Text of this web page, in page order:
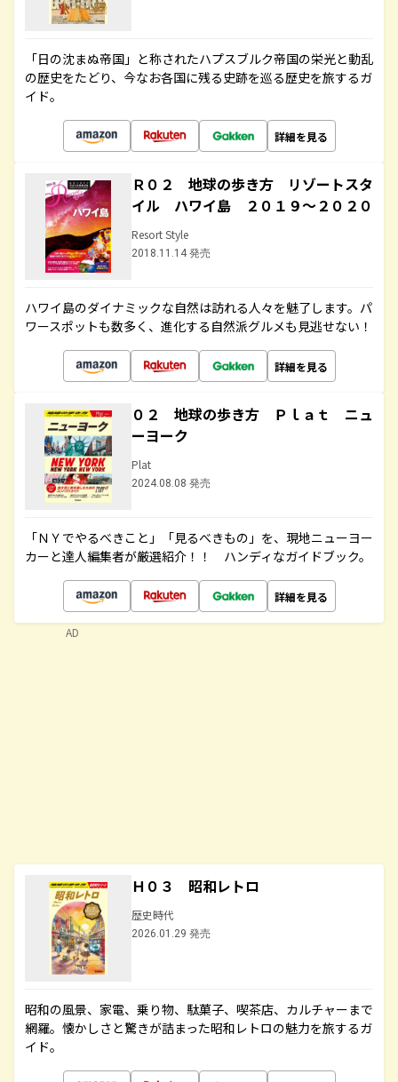
「日の沈まぬ帝国」と称されたハプスブルク帝国の栄光と動乱
の歴史をたどり、今なお各国に残る史跡を巡る歴史を旅するガ
イド。
詳細を見る
Ｒ０２ 地球の歩き方 リゾートスタ
イル ハワイ島 ２０１９～２０２０
Resort Style
2018.11.14 発売
ハワイ島のダイナミックな自然は訪れる人々を魅了します。パ
ワースポットも数多く、進化する自然派グルメも見逃せない！
詳細を見る
０２ 地球の歩き方 Ｐｌａｔ ニュ
ーヨーク
Plat
2024.08.08 発売
「ＮＹでやるべきこと」「見るべきもの」を、現地ニューヨー
カーと達人編集者が厳選紹介！！ ハンディなガイドブック。
詳細を見る
Ｈ０３ 昭和レトロ
歴史時代
2026.01.29 発売
昭和の風景、家電、乗り物、駄菓子、喫茶店、カルチャーまで
網羅。懐かしさと驚きが詰まった昭和レトロの魅力を旅するガ
イド。
AD